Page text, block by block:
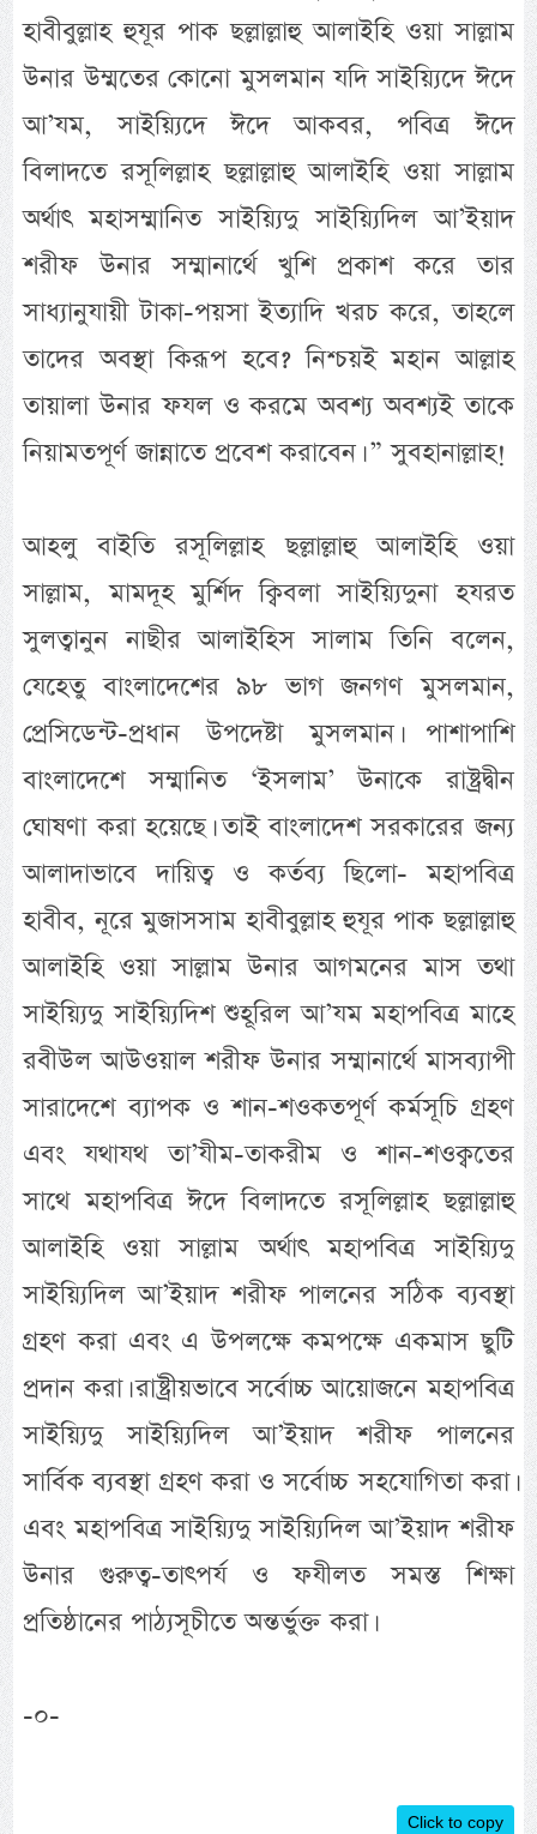
হাবীবুল্লাহ হুযূর পাক ছল্লাল্লাহু আলাইহি ওয়া সাল্লাম
উনার উম্মতের কোনো মুসলমান যদি সাইয়্যিদে ঈদে
আ’যম, সাইয়্যিদে ঈদে আকবর, পবিত্র ঈদে
বিলাদতে রসূলিল্লাহ ছল্লাল্লাহু আলাইহি ওয়া সাল্লাম
অর্থাৎ মহাসম্মানিত সাইয়্যিদু সাইয়্যিদিল আ’ইয়াদ
শরীফ উনার সম্মানার্থে খুশি প্রকাশ করে তার
সাধ্যানুযায়ী টাকা-পয়সা ইত্যাদি খরচ করে, তাহলে
তাদের অবস্থা কিরূপ হবে? নিশ্চয়ই মহান আল্লাহ
তায়ালা উনার ফযল ও করমে অবশ্য অবশ্যই তাকে
নিয়ামতপূর্ণ জান্নাতে প্রবেশ করাবেন। ” সুবহানাল্লাহ!
আহলু বাইতি রসূলিল্লাহ ছল্লাল্লাহু আলাইহি ওয়া
সাল্লাম, মামদূহ মুর্শিদ ক্বিবলা সাইয়্যিদুনা হযরত
সুলত্বানুন নাছীর আলাইহিস সালাম তিনি বলেন,
যেহেতু বাংলাদেশের ৯৮ ভাগ জনগণ মুসলমান,
প্রেসিডেন্ট-প্রধান উপদেষ্টা মুসলমান। পাশাপাশি
বাংলাদেশে সম্মানিত ‘ইসলাম’ উনাকে রাষ্ট্রদ্বীন
ঘোষণা করা হয়েছে। তাই বাংলাদেশ সরকারের জন্য
আলাদাভাবে দায়িত্ব ও কর্তব্য ছিলো- মহাপবিত্র
হাবীব, নূরে মুজাসসাম হাবীবুল্লাহ হুযূর পাক ছল্লাল্লাহু
আলাইহি ওয়া সাল্লাম উনার আগমনের মাস তথা
সাইয়্যিদু সাইয়্যিদিশ শুহূরিল আ’যম মহাপবিত্র মাহে
রবীউল আউওয়াল শরীফ উনার সম্মানার্থে মাসব্যাপী
সারাদেশে ব্যাপক ও শান-শওকতপূর্ণ কর্মসূচি গ্রহণ
এবং যথাযথ তা’যীম-তাকরীম ও শান-শওক্বতের
সাথে মহাপবিত্র ঈদে বিলাদতে রসূলিল্লাহ ছল্লাল্লাহু
আলাইহি ওয়া সাল্লাম অর্থাৎ মহাপবিত্র সাইয়্যিদু
সাইয়্যিদিল আ’ইয়াদ শরীফ পালনের সঠিক ব্যবস্থা
গ্রহণ করা এবং এ উপলক্ষে কমপক্ষে একমাস ছুটি
প্রদান করা। রাষ্ট্রীয়ভাবে সর্বোচ্চ আয়োজনে মহাপবিত্র
সাইয়্যিদু সাইয়্যিদিল আ’ইয়াদ শরীফ পালনের
সার্বিক ব্যবস্থা গ্রহণ করা ও সর্বোচ্চ সহযোগিতা করা।
এবং মহাপবিত্র সাইয়্যিদু সাইয়্যিদিল আ’ইয়াদ শরীফ
উনার গুরুত্ব-তাৎপর্য ও ফযীলত সমস্ত শিক্ষা
প্রতিষ্ঠানের পাঠ্যসূচীতে অন্তর্ভুক্ত করা।
-০-
Click to copy